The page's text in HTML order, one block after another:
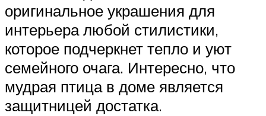
оригинальное украшения для
интерьера любой стилистики,
которое подчеркнет тепло и уют
семейного очага. Интересно, что
мудрая птица в доме является
защитницей достатка.